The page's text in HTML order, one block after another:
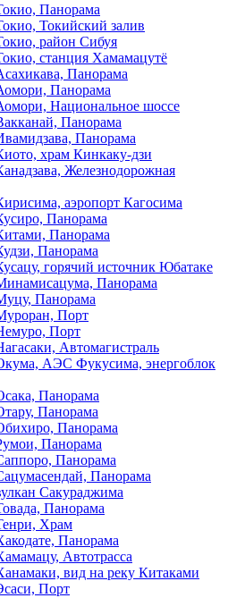
Панорама
Токийский залив
район Сибуя
станция Хамамацутё
Панорама
Панорама
Национальное шоссе
Панорама
Панорама
храм Кинкаку-дзи
Железнодорожная
аэропорт Кагосима
Панорама
Панорама
Панорама
горячий источник Юбатаке
Панорама
Панорама
Порт
Порт
Автомагистраль
АЭС Фукусима, энергоблок
Панорама
Панорама
Панорама
Панорама
Панорама
Панорама
Сакураджима
Панорама
Храм
Панорама
Автотрасса
вид на реку Китаками
Порт